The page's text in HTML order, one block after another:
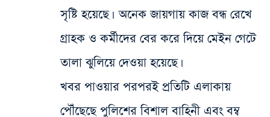
সৃষ্টি হয়েছে। অনেক জায়গায় কাজ বন্ধ রেখে
গ্রাহক ও কর্মীদের বের করে দিয়ে মেইন গেটে
তালা ঝুলিয়ে দেওয়া হয়েছে।
খবর পাওয়ার পরপরই প্রতিটি এলাকায়
পৌঁছেছে পুলিশের বিশাল বাহিনী এবং বম্ব